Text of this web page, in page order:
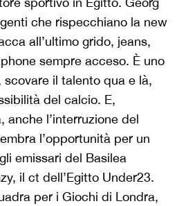
che rispecchiano la new
all’ultimo grido, jeans,
sempre acceso. È uno
il talento qua e là,
del calcio. E,
anche l’interruzione del
l’opportunità per un
emissari del Basilea
il ct dell’Egitto Under23.
per i Giochi di Londra,